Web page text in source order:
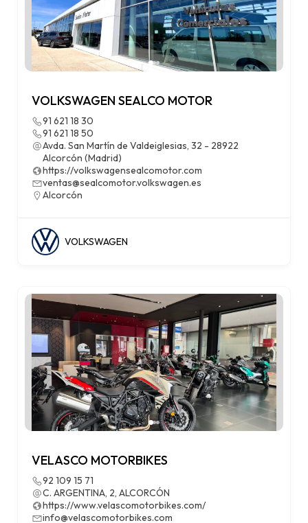
VOLKSWAGEN SEALCO MOTOR
91 621 18 30
91 621 18 50
Avda. San Martín de Valdeiglesias, 32 - 28922
Alcorcón (Madrid)
https://volkswagensealcomotor.com
ventas@sealcomotor.volkswagen.es
Alcorcón
VOLKSWAGEN
VELASCO MOTORBIKES
92 109 15 71
C. ARGENTINA, 2, ALCORCÓN
https://www.velascomotorbikes.com/
info@velascomotorbikes.com